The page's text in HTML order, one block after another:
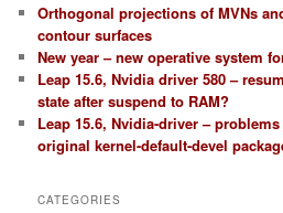
Orthogonal projections of MVNs
contour surfaces
New year – new operative system
Leap 15.6, Nvidia driver 580 –
state after suspend to RAM?
Leap 15.6, Nvidia-driver –
original kernel-default-devel
CATEGORIES